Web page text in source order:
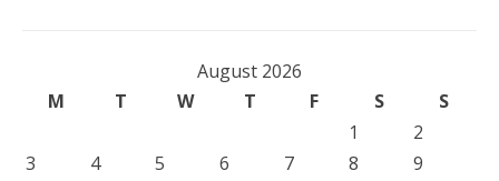
August 2026
M
T W T F S
S
1
2
3
4 5 6 7 8
9